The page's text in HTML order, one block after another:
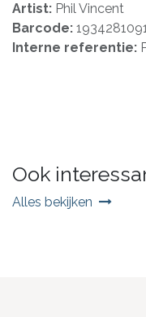
Artist: Phil Vincent
Barcode:
Interne referentie:
Ook
Alles bekijken